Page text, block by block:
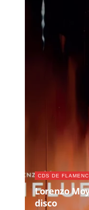
CDS DE
Lorenzo
disco